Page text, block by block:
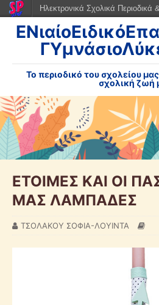
Το περιοδικό του σχολείου
σχολική ζωή
ΕΤΟΙΜΕΣ ΚΑΙ ΟΙ
ΜΑΣ ΛΑΜΠΑΔΕΣ
ΤΣΟΛΑΚΟΥ ΣΟΦΙΑ-ΛΟΥΙΝΤΑ
Ηλεκτρονικά Σχολικά Περιοδικά